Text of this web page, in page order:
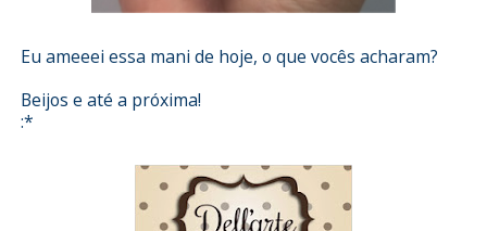
Eu ameeei essa mani de hoje, o que vocês acharam?
Beijos e até a próxima!
:*